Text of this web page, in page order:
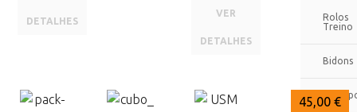
DETALHES
VER
DETALHES
48,95 €
48,00 €
45,00 €
Rolos
Treino
Bidons